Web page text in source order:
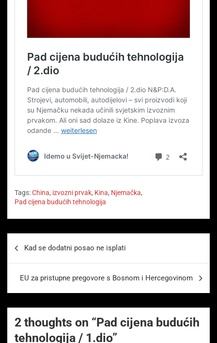
Tags:China, izvozni prvak, Kina, Njemačka,
Pad cijena budućih tehnologija
Kad se dodatni posao ne isplati
EU za pristupne pregovore s Bosnom i Hercegovinom
2 thoughts on “Pad cijena budućih
tehnologija / 1.dio”